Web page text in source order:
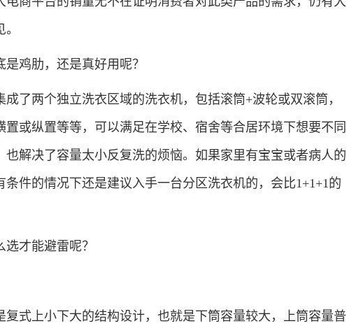
鸡肋，还是真好用呢？
两个独立洗衣区域的洗衣机，包括滚筒+波轮或双滚筒，
置或纵置等等，可以满足在学校、宿舍等合居环境下想要不同
也解决了容量太小反复洗的烦恼。如果家里有宝宝或者病人的
件的情况下还是建议入手一台分区洗衣机的，会比1+1+1的
才能避雷呢？
式上小下大的结构设计，也就是下筒容量较大，上筒容量普